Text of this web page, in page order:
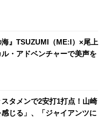
海』TSUZUMI（ME:I）×尾上
・アドベンチャーで美声を
タメンで2安打1打点！山崎
じる」、「ジャイアンツに